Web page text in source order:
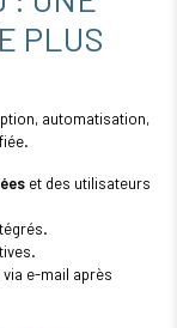
PLUS
automatisation,
et des utilisateurs
e-mail après